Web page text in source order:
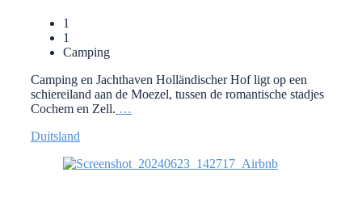
1
1
Camping
Camping en Jachthaven Holländischer Hof ligt op een
schiereiland aan de Moezel, tussen de romantische stadjes
Cochem en Zell. …
Duitsland